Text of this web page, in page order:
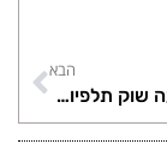
הבא
דירה להשקעה שוק תלפיות חיפה